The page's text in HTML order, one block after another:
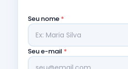
Seu nome *
Seu e-mail *